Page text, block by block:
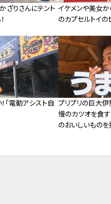
ざりさんにテント イケメンや美女
のカプセルトイの
「電動アシスト自 プリプリの巨大
慢のカツオを食
のおいしいもの